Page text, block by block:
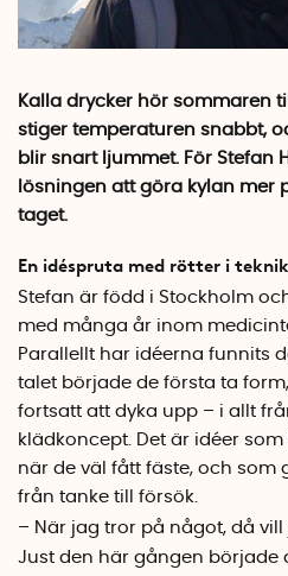
Kalla drycker hör sommaren
stiger temperaturen snabbt,
blir snart ljummet. För Stefan
lösningen att göra kylan mer
taget.
En idéspruta med rötter i
Stefan är född i Stockholm
med många år inom
Parallellt har idéerna funnits
talet började de första ta
fortsatt att dyka upp – i allt
klädkoncept. Det är idéer
när de väl fått fäste, och som
från tanke till försök.
– När jag tror på något, då vill
Just den här gången började